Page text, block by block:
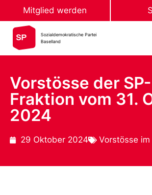
Mitglied werden
Sozialdemokratische Partei
Baselland
Vorstösse der SP-
Fraktion vom 31.
2024
29 Oktober 2024 Vorstösse